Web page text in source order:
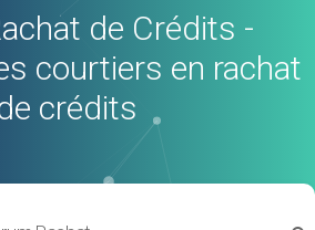
de Crédits -
courtiers en rachat
crédits